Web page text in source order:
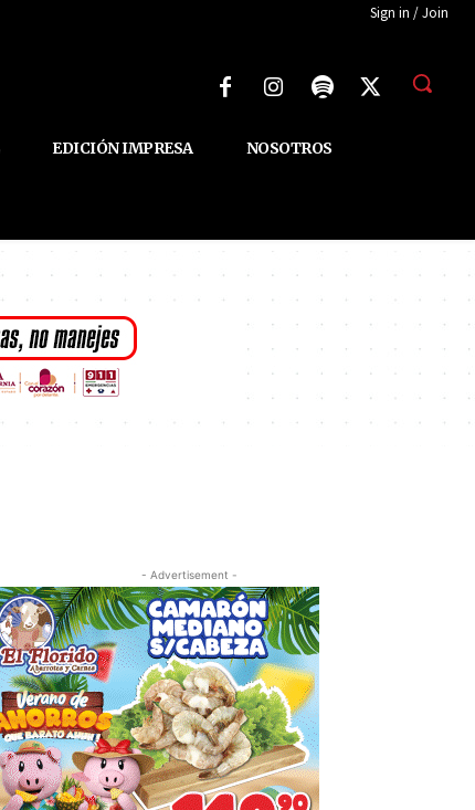
Sign in / Join
EDICIÓN IMPRESA NOSOTROS
- Advertisement -